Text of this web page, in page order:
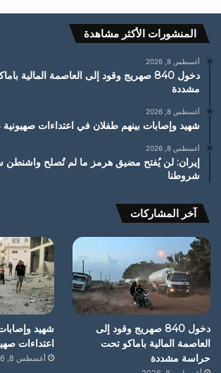
المنشورات الأكثر مشاهدة
أغسطس 8, 2026
دخول 840 صهريج وقود إلى العاصمة المالية
مشددة
أغسطس 8, 2026
شهيد وإصابات بينهم طفلان في اعتداءات
أغسطس 8, 2026
إيران: لن يُفتح مضيق هرمز ما لم تُصلح واشنطن
شروطنا
آخر المشاركات
دخول 840 صهريج وقود إلى
العاصمة المالية باماكو تحت
حراسة مشددة
شهيد
اعتداءات
أغسطس 8, 2026